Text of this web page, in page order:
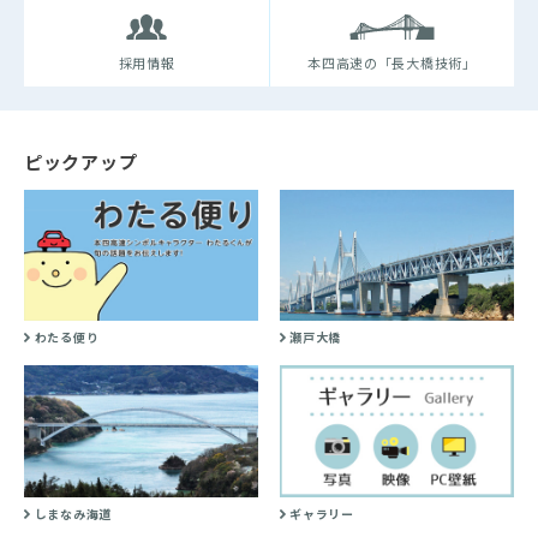
採用情報 本四高速の「長大橋技術」
ピックアップ
わたる便り 瀬戸大橋
しまなみ海道 ギャラリー